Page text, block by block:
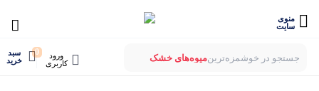
منوی
سایت
جستجو در خوشمزه‌ترینمیوه‌های خشک
ورود
کاربری
0
سبد
خرید